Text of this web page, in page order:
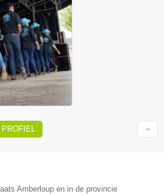
Amberloup en in de provincie